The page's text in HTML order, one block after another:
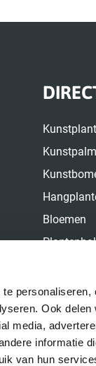
Ook
media,
informatie
van hun
Bloemen
Contact